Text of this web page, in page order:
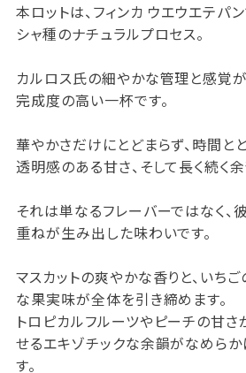
本ロットは、フィンカ ウエウエテパ
シャ種のナチュラルプロセス。
カルロス氏の細やかな管理と感覚
完成度の高い一杯です。
華やかさだけにとどまらず、時間と
透明感のある甘さ、そして長く続く余
それは単なるフレーバーではなく
重ねが生み出した味わいです。
マスカットの爽やかな香りと、いち
な果実味が全体を引き締めます。
トロピカルフルーツやピーチの甘さ
せるエキゾチックな余韻がなめら
す。